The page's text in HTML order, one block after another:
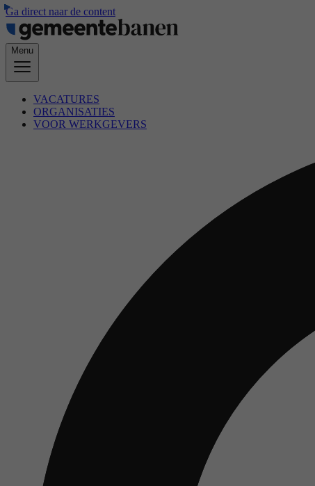
Ga direct naar de content
Menu
VACATURES
ORGANISATIES
VOOR WERKGEVERS